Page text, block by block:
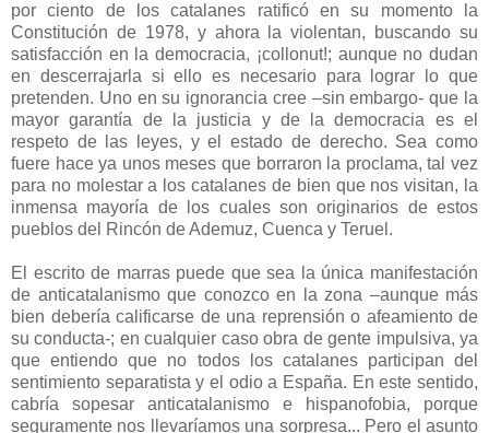
por ciento de los catalanes ratificó en su momento la
Constitución de 1978, y ahora la violentan, buscando su
satisfacción en la democracia, ¡collonut!; aunque no dudan
en descerrajarla si ello es necesario para lograr lo que
pretenden. Uno en su ignorancia cree –sin embargo- que la
mayor garantía de la justicia y de la democracia es el
respeto de las leyes, y el estado de derecho. Sea como
fuere hace ya unos meses que borraron la proclama, tal vez
para no molestar a los catalanes de bien que nos visitan, la
inmensa mayoría de los cuales son originarios de estos
pueblos del Rincón de Ademuz, Cuenca y Teruel.
El escrito de marras puede que sea la única manifestación
de anticatalanismo que conozco en la zona –aunque más
bien debería calificarse de una reprensión o afeamiento de
su conducta-; en cualquier caso obra de gente impulsiva, ya
que entiendo que no todos los catalanes participan del
sentimiento separatista y el odio a España. En este sentido,
cabría sopesar anticatalanismo e hispanofobia, porque
seguramente nos llevaríamos una sorpresa... Pero el asunto